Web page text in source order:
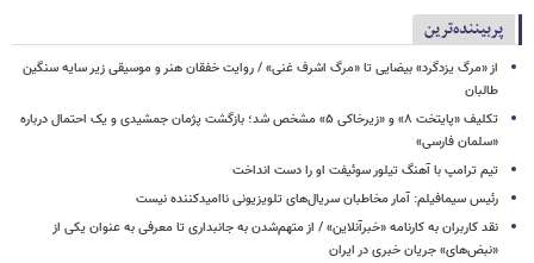
پربیننده‌ترین
از «مرگ یزدگرد» بیضایی تا «مرگ اشرف غنی» / روایت خفقان هنر و موسیقی زیر سایه سنگین
طالبان
تکلیف «پایتخت ۸» و «زیرخاکی ۵» مشخص شد؛ بازگشت پژمان جمشیدی و یک احتمال درباره
«سلمان فارسی»
تیم ترامپ با آهنگ تیلور سوئیفت او را دست انداخت
رئیس سیمافیلم: آمار مخاطبان سریال‌های تلویزیونی ناامیدکننده نیست
نقد کاربران به کارنامه «خبرآنلاین» / از متهم‌شدن به جانبداری تا معرفی به عنوان یکی از
«نبض‌های» جریان خبری در ایران